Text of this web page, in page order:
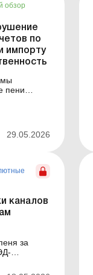
обзор
по
импорту
пени
НКУ.
29.05.2026
каналов
за